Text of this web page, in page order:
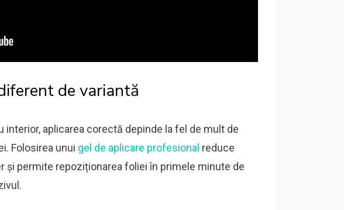
de variantă
interior, aplicarea corectă depinde la fel de mult de
Folosirea unui gel de aplicare profesional reduce
și permite repoziționarea foliei în primele minute de